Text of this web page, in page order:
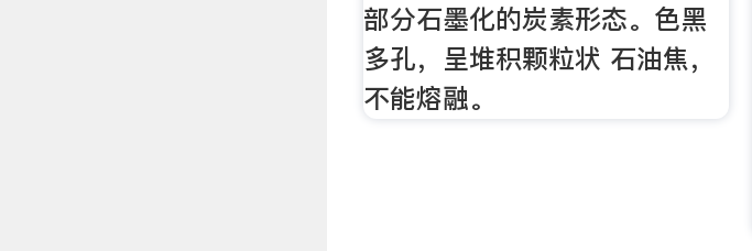
部分石墨化的炭素形态。色黑
多孔，呈堆积颗粒状 石油焦，
不能熔融。